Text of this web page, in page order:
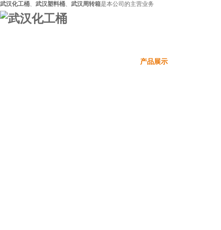
武汉化工桶、 武汉塑料桶、 武汉周转箱是本公司的主营业务
产品展示